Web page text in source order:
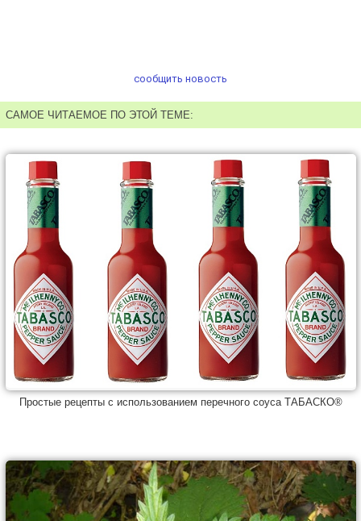
сообщить новость
САМОЕ ЧИТАЕМОЕ ПО ЭТОЙ ТЕМЕ:
Простые рецепты с использованием перечного соуса ТАБАСКО®